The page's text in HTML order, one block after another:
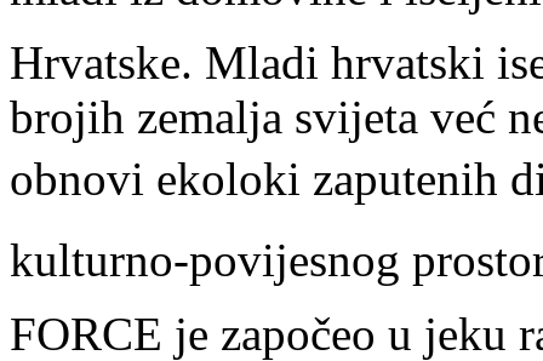
Hrvatske. Mladi hrvatski
brojih zemalja svijeta već
obnovi ekoloki
kulturno-povijesnog
FORCE je započeo u jeku